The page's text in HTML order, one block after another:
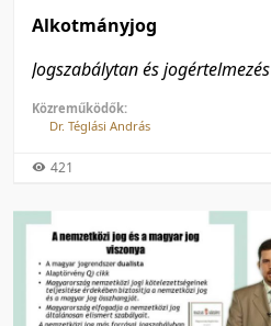
Alkotmányjog
Jogszabálytan és jogértelmezés
Közreműködők:
Dr. Téglási András
421